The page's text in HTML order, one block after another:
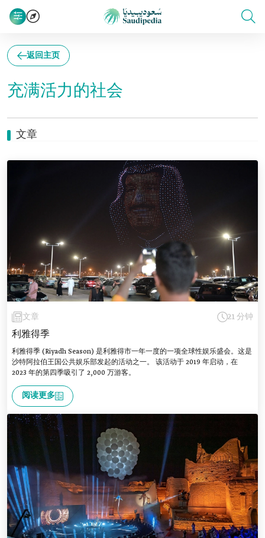
返回主页
充满活力的社会
文章
文章 21 分钟
利雅得季
利雅得季 (Riyadh Season) 是利雅得市一年一度的一项全球性娱乐盛会。这是
沙特阿拉伯王国公共娱乐部发起的活动之一。 该活动于 2019 年启动，在
2023 年的第四季吸引了 2,000 万游客。
阅读更多